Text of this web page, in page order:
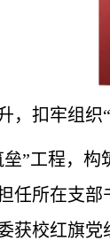
，扣牢组织
垒”工程，
任所在支
获校红旗